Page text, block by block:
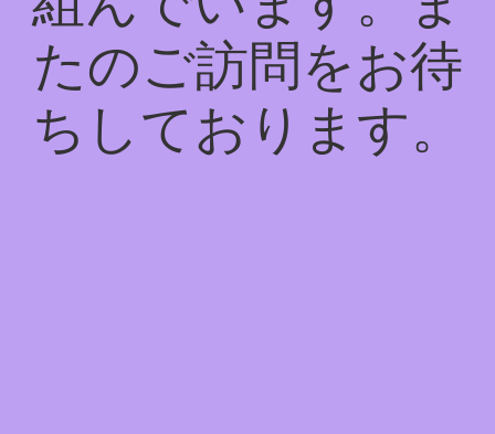
たのご訪問をお待
ちしております。